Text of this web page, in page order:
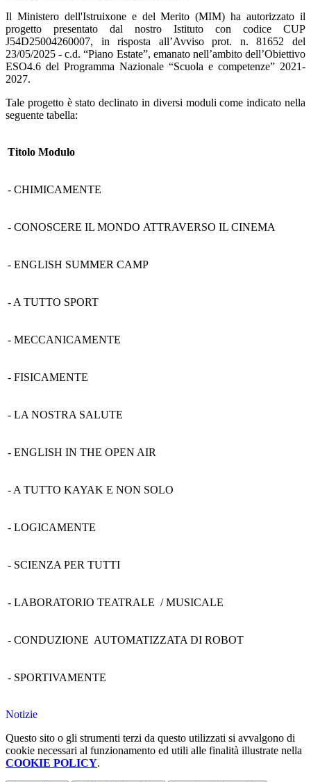
Il Ministero dell'Istruixone e del Merito (MIM) ha autorizzato il
progetto presentato dal nostro Istituto con codice CUP
J54D25004260007, in risposta all’Avviso prot. n. 81652 del
23/05/2025 - c.d. “Piano Estate”, emanato nell’ambito dell’Obiettivo
ESO4.6 del Programma Nazionale “Scuola e competenze” 2021-
2027.
Tale progetto è stato declinato in diversi moduli come indicato nella
seguente tabella:
Titolo Modulo
- CHIMICAMENTE
- CONOSCERE IL MONDO ATTRAVERSO IL CINEMA
- ENGLISH SUMMER CAMP
- A TUTTO SPORT
- MECCANICAMENTE
- FISICAMENTE
- LA NOSTRA SALUTE
- ENGLISH IN THE OPEN AIR
- A TUTTO KAYAK E NON SOLO
- LOGICAMENTE
- SCIENZA PER TUTTI
- LABORATORIO TEATRALE /MUSICALE
- CONDUZIONE AUTOMATIZZATA DI ROBOT
- SPORTIVAMENTE
Notizie
Questo sito o gli strumenti terzi da questo utilizzati si avvalgono di
cookie necessari al funzionamento ed utili alle finalità illustrate nella
COOKIE POLICY.